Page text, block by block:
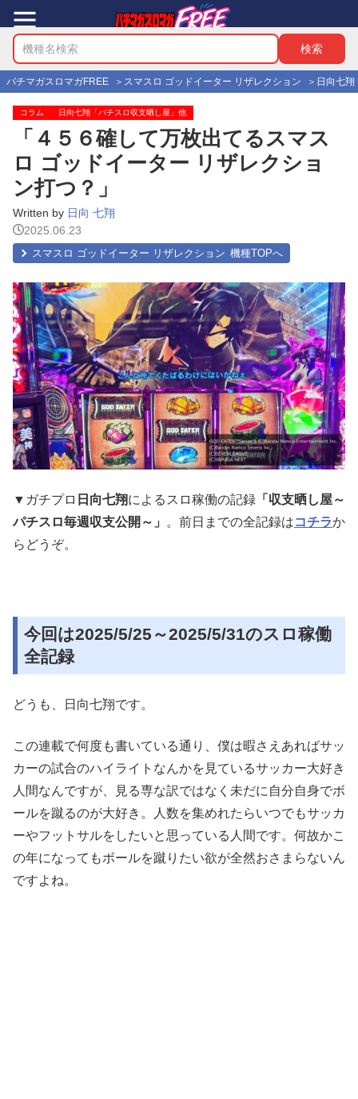
パチマガスロマガFREE スマスロ ゴッドイーター リザレクション 日向七
コラム 日向七翔「パチスロ収支晒し屋」他
「４５６確して万枚出てるスマス
ロ ゴッドイーター リザレクショ
ン打つ？」
Written by 日向 七翔
2025.06.23
スマスロ ゴッドイーター リザレクション
▼ガチプロ 日向七翔によるスロ稼働の記録 「収支晒し屋～
パチスロ毎週収支公開～」
。前日までの全記録はコチラか
らどうぞ。
今回は2025/5/25～2025/5/31のスロ稼働
全記録
どうも、日向七翔です。
この連載で何度も書いている通り、僕は暇さえあればサッ
カーの試合のハイライトなんかを見ているサッカー大好き
人間なんですが、見る専な訳ではなく未だに自分自身でボ
ールを蹴るのが大好き。人数を集めれたらいつでもサッカ
ーやフットサルをしたいと思っている人間です。何故かこ
の年になってもボールを蹴りたい欲が全然おさまらないん
ですよね。